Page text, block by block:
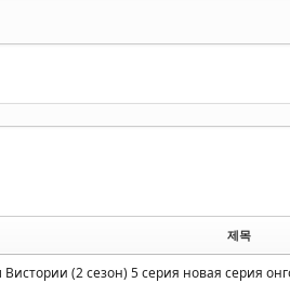
제목
(2 сезон) 5 серия новая серия